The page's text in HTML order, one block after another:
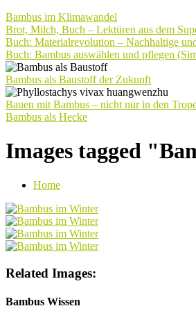
Bambus im Klimawandel
Brot, Milch, Buch – Lektüren aus dem
Buch: Materialrevolution – Nachhaltige
Buch: Bambus auswählen und pflegen
Bambus als Baustoff der Zukunft
Bauen mit Bambus – nicht nur in den
Bambus als Hecke
Images tagged
Home
Related Images:
Bambus Wissen